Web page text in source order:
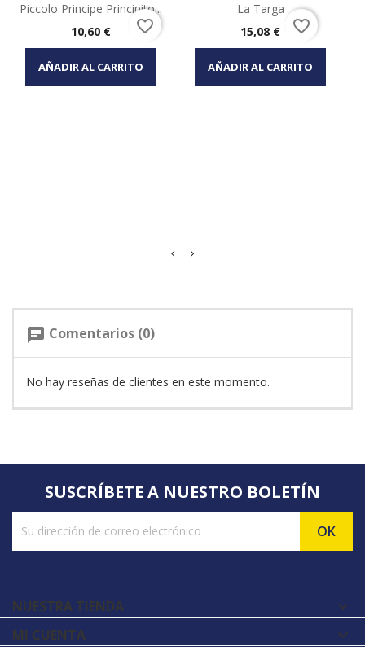
Piccolo Principe Principito...
Precio
10,60 €
AÑADIR AL CARRITO
favorite_border
La Targa
Precio
15,08 €
AÑADIR AL CARRITO
favorite_border
chat Comentarios (0)
No hay reseñas de clientes en este momento.
SUSCRÍBETE A NUESTRO BOLETÍN
NUESTRA TIENDA 
MI CUENTA 